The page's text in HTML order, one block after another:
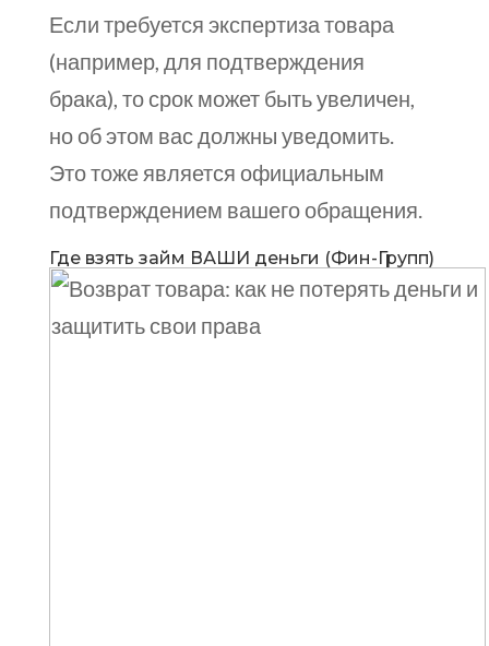
Если требуется экспертиза товара
(например, для подтверждения
брака), то срок может быть увеличен,
но об этом вас должны уведомить.
Это тоже является официальным
подтверждением вашего обращения.
Где взять займ ВАШИ деньги (Фин-Групп)